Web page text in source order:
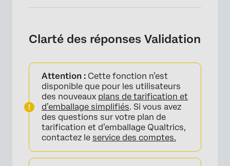
Clarté des réponses Validation
Attention : Cette fonction n’est
disponible que pour les utilisateurs
des nouveaux plans de tarification et
d’emballage simplifiés. Si vous avez
des questions sur votre plan de
tarification et d’emballage Qualtrics,
contactez le service des comptes.